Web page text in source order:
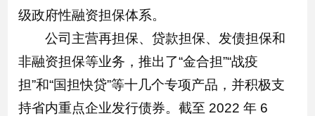
级政府性融资担保体系。
公司主营再担保、贷款担保、发债担保和
非融资担保等业务，推出了“金合担”“战疫
担”和“国担快贷”等十几个专项产品，并积极支
持省内重点企业发行债券。截至 2022 年 6